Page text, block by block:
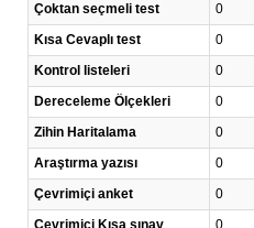
Çoktan seçmeli test
0
Kısa Cevaplı test
0
Kontrol listeleri
0
Dereceleme Ölçekleri
0
Zihin Haritalama
0
Araştırma yazısı
0
Çevrimiçi anket
0
Çevrimiçi Kısa sınav
0